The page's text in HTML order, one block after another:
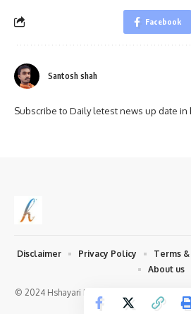
Facebook
Santosh shah
Subscribe to Daily letest news up date in
© 2024 Hshayari News Network. Santosh
Reserved.
Disclaimer Privacy Policy Terms
About us